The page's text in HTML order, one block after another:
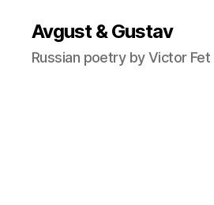
Avgust & Gustav
Russian poetry by Victor Fet